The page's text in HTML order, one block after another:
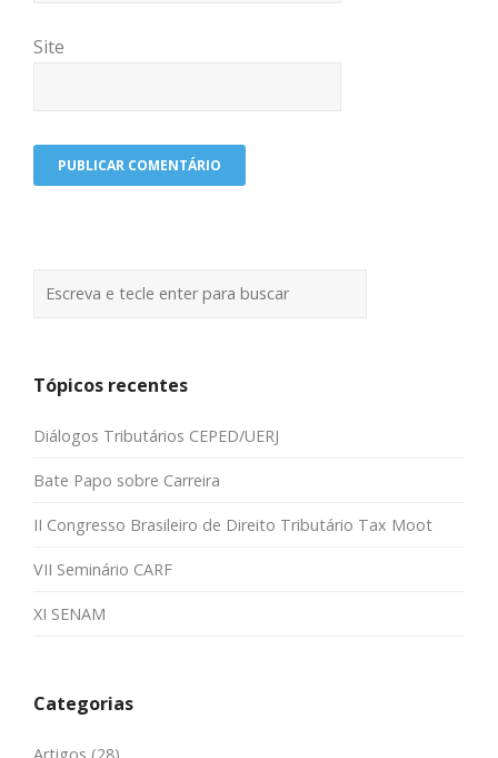
Site
Tópicos recentes
Diálogos Tributários CEPED/UERJ
Bate Papo sobre Carreira
II Congresso Brasileiro de Direito Tributário Tax Moot
VII Seminário CARF
XI SENAM
Categorias